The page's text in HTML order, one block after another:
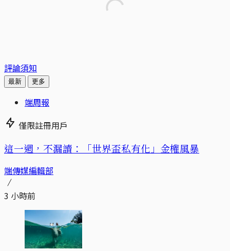
評論須知
最新 更多
端周報
僅限註冊用戶
這一週，不漏讀：「世界盃私有化」金權風暴
端傳媒編輯部
3 小時前